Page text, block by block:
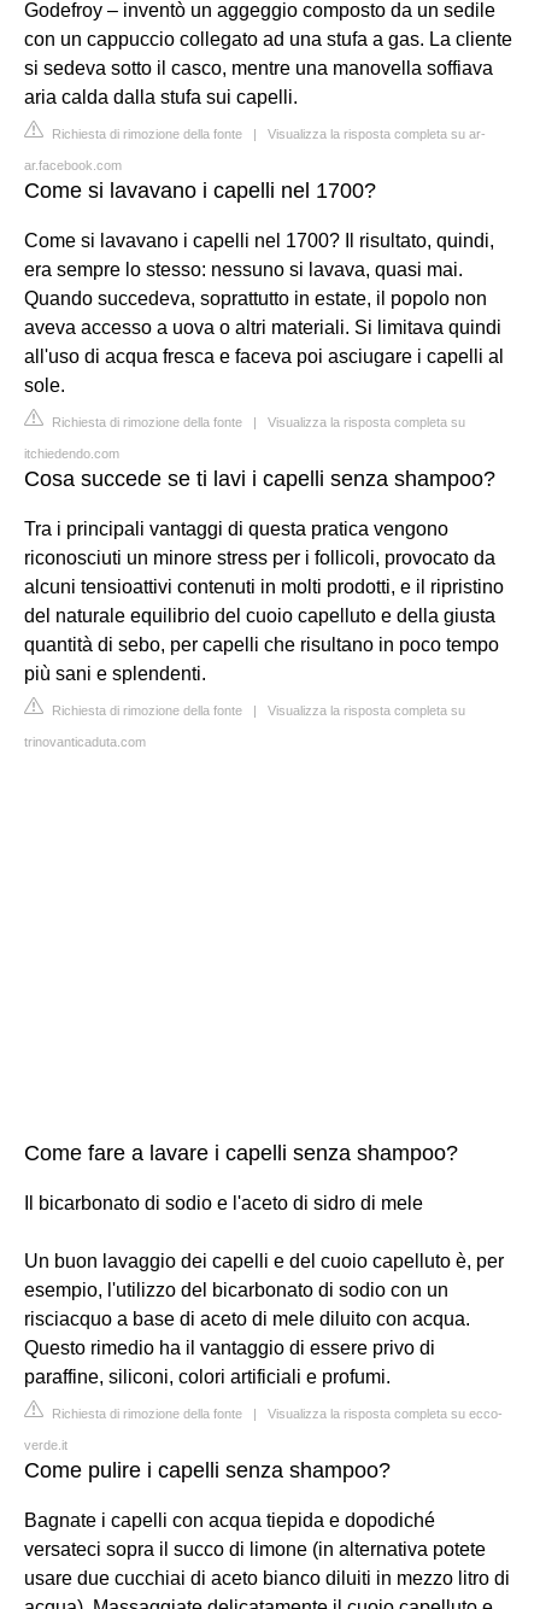
Godefroy – inventò un aggeggio composto da un sedile
con un cappuccio collegato ad una stufa a gas. La cliente
si sedeva sotto il casco, mentre una manovella soffiava
aria calda dalla stufa sui capelli.
Richiesta di rimozione della fonte | Visualizza la risposta completa su ar-
ar.facebook.com
Come si lavavano i capelli nel 1700?
Come si lavavano i capelli nel 1700? Il risultato, quindi,
era sempre lo stesso: nessuno si lavava, quasi mai.
Quando succedeva, soprattutto in estate, il popolo non
aveva accesso a uova o altri materiali. Si limitava quindi
all'uso di acqua fresca e faceva poi asciugare i capelli al
sole.
Richiesta di rimozione della fonte | Visualizza la risposta completa su
itchiedendo.com
Cosa succede se ti lavi i capelli senza shampoo?
Tra i principali vantaggi di questa pratica vengono
riconosciuti un minore stress per i follicoli, provocato da
alcuni tensioattivi contenuti in molti prodotti, e il ripristino
del naturale equilibrio del cuoio capelluto e della giusta
quantità di sebo, per capelli che risultano in poco tempo
più sani e splendenti.
Richiesta di rimozione della fonte | Visualizza la risposta completa su
trinovanticaduta.com
Come fare a lavare i capelli senza shampoo?
Il bicarbonato di sodio e l'aceto di sidro di mele
Un buon lavaggio dei capelli e del cuoio capelluto è, per
esempio, l'utilizzo del bicarbonato di sodio con un
risciacquo a base di aceto di mele diluito con acqua.
Questo rimedio ha il vantaggio di essere privo di
paraffine, siliconi, colori artificiali e profumi.
Richiesta di rimozione della fonte | Visualizza la risposta completa su ecco-
verde.it
Come pulire i capelli senza shampoo?
Bagnate i capelli con acqua tiepida e dopodiché
versateci sopra il succo di limone (in alternativa potete
usare due cucchiai di aceto bianco diluiti in mezzo litro di